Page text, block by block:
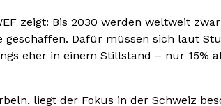
zeigt: Bis 2030 werden weltweit
geschaffen. Dafür müssen sich laut
eher in einem Stillstand – nur 15%
liegt der Fokus in der Schweiz